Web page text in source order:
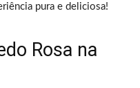
pura e deliciosa!
Rosa na